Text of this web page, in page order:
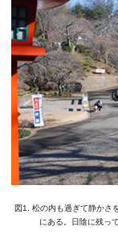
図1. 松の内も過ぎて静かさ
にある。日陰に残っ